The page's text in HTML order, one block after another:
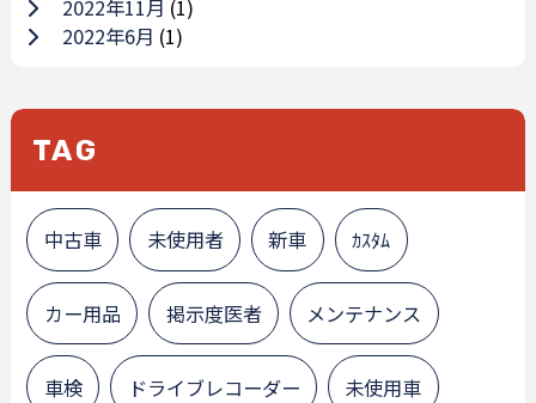
2022年11月 (1)
2022年6月 (1)
TAG
中古車 未使用者 新車 ｶｽﾀﾑ
カー用品 掲示度医者 メンテナンス
車検 ドライブレコーダー 未使用車